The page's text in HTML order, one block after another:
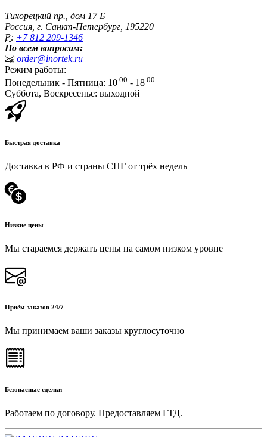
Тихорецкий пр., дом 17 Б
Россия, г. Санкт-Петербург, 195220
P: +7 812 209-1346
По всем вопросам:
order@inortek.ru
Режим работы:
Понедельник - Пятница: 10 00 - 18 00
Суббота, Воскресенье: выходной
Быстрая доставка
Доставка в РФ и страны СНГ от трёх недель
Низкие цены
Мы стараемся держать цены на самом низком уровне
Приём заказов 24/7
Мы принимаем ваши заказы круглосуточно
Безопасные сделки
Работаем по договору. Предоставляем ГТД.